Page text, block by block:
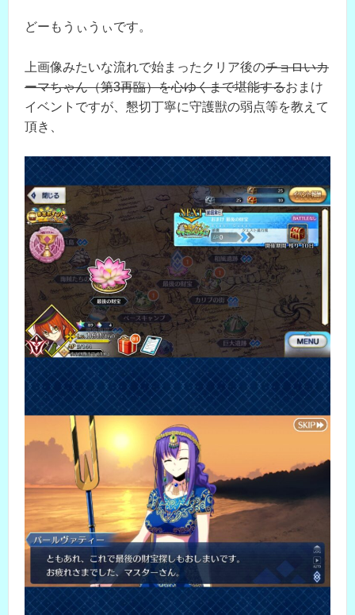
どーもうぃうぃです。
上画像みたいな流れで始まったクリア後のチョロいカ
ーマちゃん（第3再臨）を心ゆくまで堪能するおまけ
イベントですが、懇切丁寧に守護獣の弱点等を教えて
頂き、